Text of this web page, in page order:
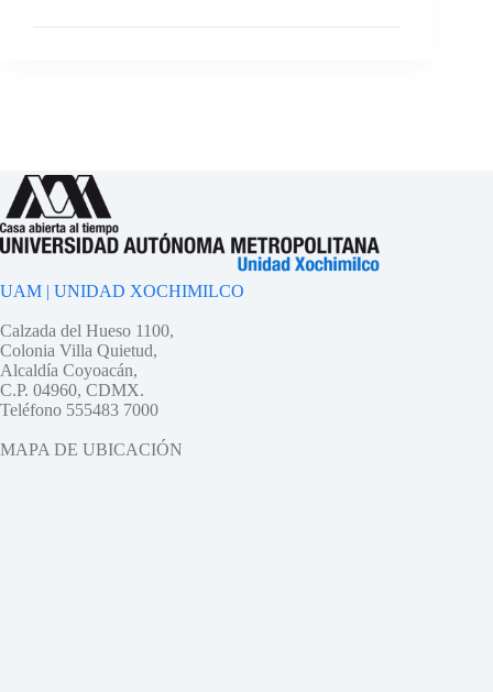
y
UAM | UNIDAD XOCHIMILCO
Calzada del Hueso 1100,
Colonia Villa Quietud,
Alcaldía Coyoacán,
C.P. 04960, CDMX.
Teléfono 555483 7000
MAPA DE UBICACIÓN